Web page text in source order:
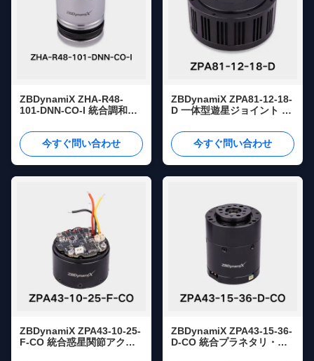
ZBDynamiX ZHA-R48-
101-DNN-CO-I 統合調和関
オンピークトーク 101:1比
OD48ミリ今すぐ問い合わせ
ZBDynamiX ZPA81-12-18-
D 一体型遊星ジョイント ア
ークトルク、18:1 比率、
OD105 mm
今すぐ問い合わせ
ZBDynamiX ZPA43-10-25-
F-CO 統合惑星関節アクチ
ZBDynamiX ZPA43-15-36-
D-CO 統合プラネタリ・ジ